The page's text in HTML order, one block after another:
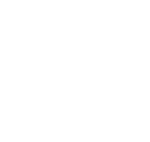
erhöhen oder zu reduzieren.